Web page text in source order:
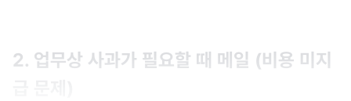
2. 업무상 사과가 필요할 때 메일 (비용 미지